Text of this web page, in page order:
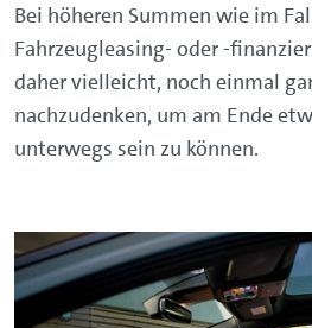
Bei höheren Summen wie im
Fahrzeugleasing- oder -
daher vielleicht, noch einmal
nachzudenken, um am Ende
unterwegs sein zu können.